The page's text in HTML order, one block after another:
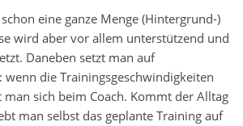
eine ganze Menge (Hintergrund-)
wird aber vor allem unterstützend und
Daneben setzt man auf
wenn die Trainingsgeschwindigkeiten
man sich beim Coach. Kommt der Alltag
man selbst das geplante Training auf